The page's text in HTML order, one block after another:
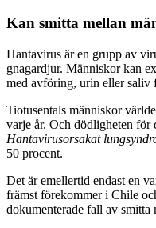
Kan smitta mellan
Hantavirus är en grupp av
gnagardjur. Människor kan
med avföring, urin eller saliv
Tiotusentals människor
varje år. Och dödligheten för
Hantavirusorsakat
50 procent.
Det är emellertid endast en
främst förekommer i Chile
dokumenterade fall av smitta